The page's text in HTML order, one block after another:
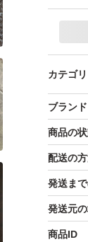
■簡易
カテゴリ
ブランド
商品の
配送の
発送ま
発送元
商品ID
いいね！
いいね！